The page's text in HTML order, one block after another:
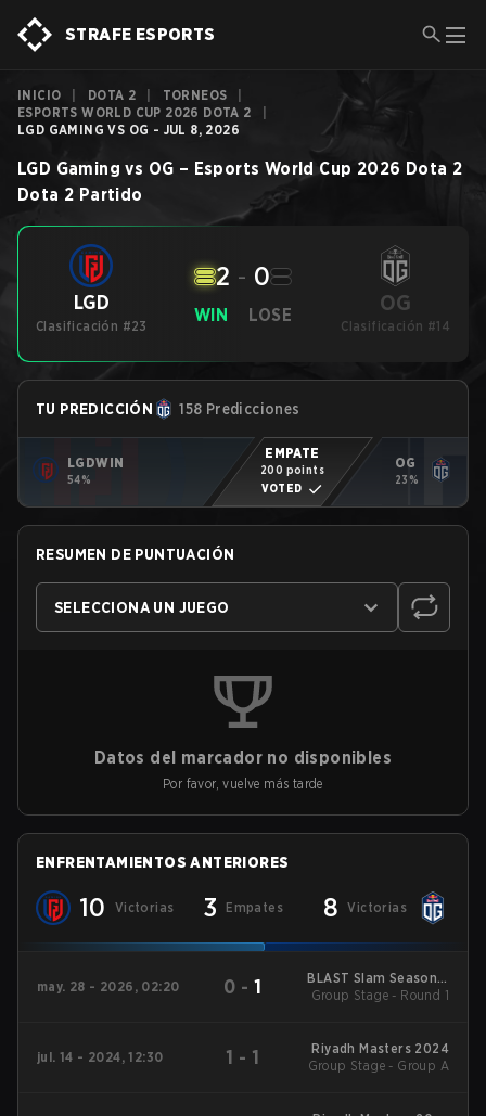
STRAFE ESPORTS
INICIO DOTA 2 TORNEOS
ESPORTS WORLD CUP 2026 DOTA 2
LGD GAMING VS OG - JUL 8, 2026
LGD Gaming vs OG – Esports World Cup 2026 Dota 2
Dota 2 Partido
LGD
Clasificación #23
WIN
2 - 0
LOSE OG
Clasificación #14
TU PREDICCIÓN 158 Predicciones
LGDWIN
54%
EMPATE
200 points
VOTED
OG
23%
RESUMEN DE PUNTUACIÓN
SELECCIONA UN JUEGO
Datos del marcador no disponibles
Por favor, vuelve más tarde
ENFRENTAMIENTOS ANTERIORES
10 Victorias 3 Empates 8 Victorias
may. 28 - 2026, 02:20 0 -1
BLAST Slam Season 7
2026
Group Stage - Round 1
jul. 14 - 2024, 12:30 1 - 1
Riyadh Masters 2024
Group Stage - Group A